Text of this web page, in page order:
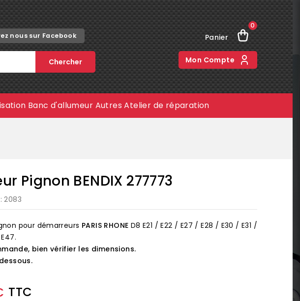
nous sur Facebook
Chercher
Panier
0
Mon Compte
Banc d'allumeur Autres Atelier de réparation
Pignon BENDIX 277773
: 2083
pour démarreurs PARIS RHONE D8 E21 / E22 / E27 / E28 / E30 / E31 /
bien vérifier les dimensions.
TTC